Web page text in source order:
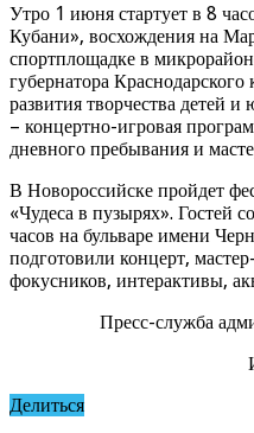
Утро 1 июня стартует в 8
Кубани», восхождения на
спортплощадке в
губернатора
развития творчества детей
– концертно-игровая
дневного пребывания и
В Новороссийске пройдет
«Чудеса в пузырях». Гостей
часов на бульваре имени
подготовили концерт,
фокусников, интерактивы,
Пресс-служба
Делиться